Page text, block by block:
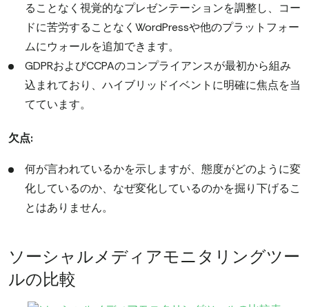
ることなく視覚的なプレゼンテーションを調整し、コー
ドに苦労することなくWordPressや他のプラットフォー
ムにウォールを追加できます。
GDPRおよびCCPAのコンプライアンスが最初から組み
込まれており、ハイブリッドイベントに明確に焦点を当
てています。
欠点:
何が言われているかを示しますが、態度がどのように変
化しているのか、なぜ変化しているのかを掘り下げるこ
とはありません。
ソーシャルメディアモニタリングツー
ルの比較